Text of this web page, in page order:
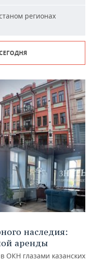
регионах
наследия:
аренды
ОКН глазами казанских